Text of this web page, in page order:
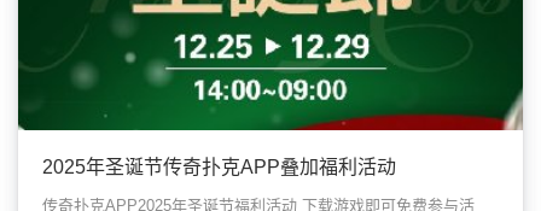
2025年圣诞节传奇扑克APP叠加福利活动
传奇扑克APP2025年圣诞节福利活动 下载游戏即可免费参与活